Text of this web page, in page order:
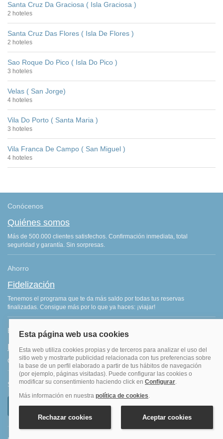
Santa Cruz Da Graciosa ( Isla Graciosa )
2 hoteles
Santa Cruz Das Flores ( Isla De Flores )
2 hoteles
Sao Roque Do Pico ( Isla Do Pico )
3 hoteles
Velas ( San Jorge)
4 hoteles
Vila Do Porto ( Santa Maria )
3 hoteles
Vila Franca De Campo ( San Miguel )
4 hoteles
Conócenos
Quiénes somos
Más de 500.000 clientes satisfechos. Confirmación inmediata, total
seguridad y garantía. Sin sorpresas.
Ahorro
Fidelización
Tenemos el programa que te da más saldo por todas tus reservas
finalizadas. Consigue más por lo que ya haces: ¡viajar!
Blog de viajes
Blog hoteles y viajes
Consejos de viajes, ofertas de hoteles y últimas noticias del sector.
Síguenos